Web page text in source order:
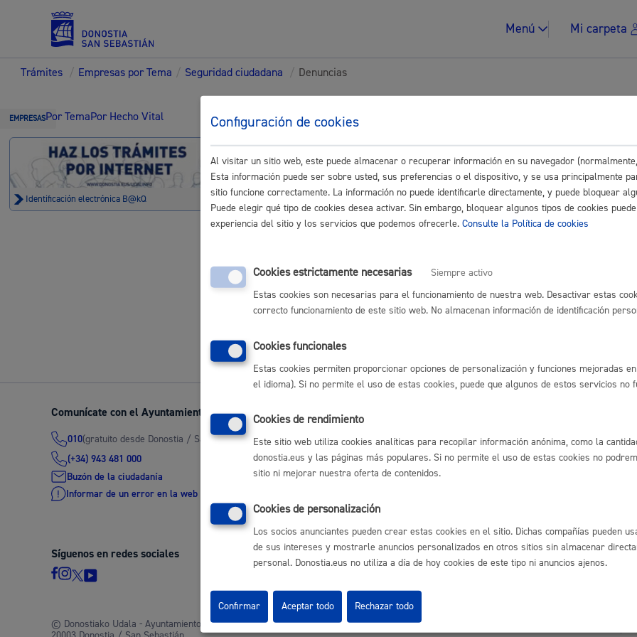
Menú Mi carpeta
Servicios
Padrón y asuntos personales Impuestos y
Seguridad ciudadana y emergencias
Salud Pública, animales y consumo
Trámites / Empresas por Tema / Seguridad ciudadana / Denuncias
EMPRESASPor TemaPor Hecho Vital
Identificación electrónica B@kQ
Trámites para Empresas
Buscar
Denuncias
Comunícate con el Ayuntamiento de Donostia / San Sebastián
010(gratuito desde Donostia / San Sebastián)
(+34) 943 481 000
Buzón de la ciudadanía
Informar de un error en la web
Ofertas de empleo
Perfil del
Síguenos en redes sociales
© Donostiako Udala - Ayuntamiento de Donostia / San Sebastián Ijentea 1,
Configuración de cookies
Al visitar un sitio web, este puede almacenar o recuperar información en su navegador
Esta información puede ser sobre usted, sus preferencias o el dispositivo, y se usa principalmente
sitio funcione correctamente. La información no puede identificarle directamente, y puede bloquear
Puede elegir qué tipo de cookies desea activar. Sin embargo, bloquear algunos tipos de cookies
experiencia del sitio y los servicios que podemos ofrecerle. Consulte la Política de cookies
Cookies estrictamente necesarias
Siempre activo
Estas cookies son necesarias para el funcionamiento de nuestra web. Desactivar estas
correcto funcionamiento de este sitio web. No almacenan información de identificación
Cookies funcionales
Estas cookies permiten proporcionar opciones de personalización y funciones mejoradas
el idioma). Si no permite el uso de estas cookies, puede que algunos de estos servicios no
Cookies de rendimiento
Este sitio web utiliza cookies analíticas para recopilar información anónima, como la
donostia.eus y las páginas más populares. Si no permite el uso de estas cookies no
sitio ni mejorar nuestra oferta de contenidos.
Cookies de personalización
Los socios anunciantes pueden crear estas cookies en el sitio. Dichas compañías pueden
de sus intereses y mostrarle anuncios personalizados en otros sitios sin almacenar
personal. Donostia.eus no utiliza a día de hoy cookies de este tipo ni anuncios ajenos.
Rechazar todo
Confirmar Aceptar todo